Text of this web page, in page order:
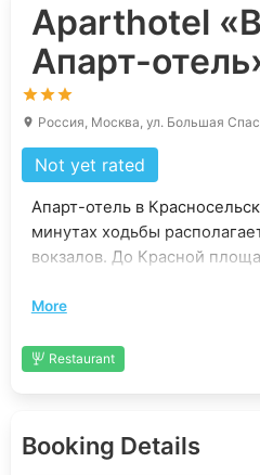
Aparthotel
Апарт-
Россия, Москва, ул. Большая
Not yet rated
Апарт-отель в
минутах ходьбы
вокзалов. До Красной
лесопарк «Измайлово». До
км – Казанский,
различных категорий:
More
Restaurant
Booking Details